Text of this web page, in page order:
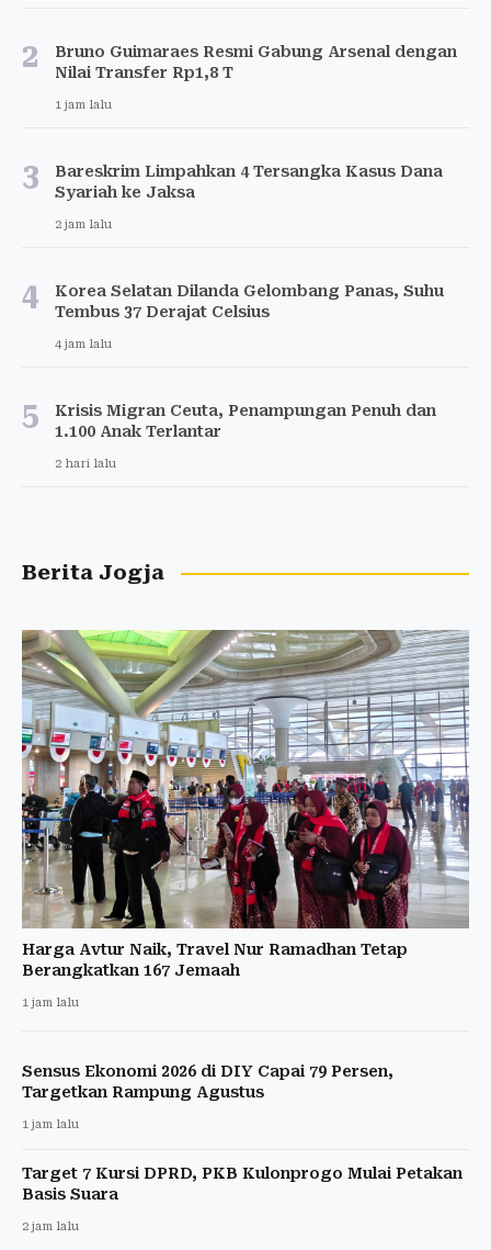
2
Bruno Guimaraes Resmi Gabung Arsenal dengan
Nilai Transfer Rp1,8 T
1 jam lalu
3
Bareskrim Limpahkan 4 Tersangka Kasus Dana
Syariah ke Jaksa
2 jam lalu
4
Korea Selatan Dilanda Gelombang Panas, Suhu
Tembus 37 Derajat Celsius
4 jam lalu
5
Krisis Migran Ceuta, Penampungan Penuh dan
1.100 Anak Terlantar
2 hari lalu
Berita Jogja
Harga Avtur Naik, Travel Nur Ramadhan Tetap
Berangkatkan 167 Jemaah
1 jam lalu
Sensus Ekonomi 2026 di DIY Capai 79 Persen,
Targetkan Rampung Agustus
1 jam lalu
Target 7 Kursi DPRD, PKB Kulonprogo Mulai Petakan
Basis Suara
2 jam lalu